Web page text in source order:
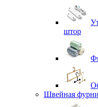
штор
Швейная